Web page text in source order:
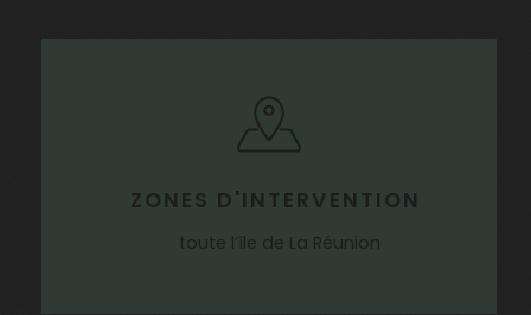
ZONES D'INTERVENTION
toute l’île de La Réunion